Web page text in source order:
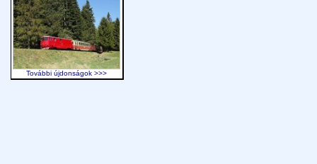
További újdonságok >>>